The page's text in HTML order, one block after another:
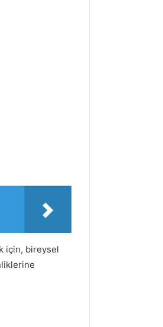
için, bireysel